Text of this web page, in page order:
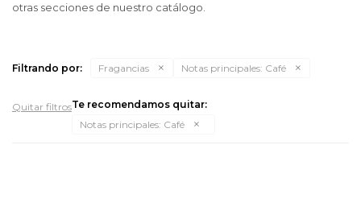
otras secciones de nuestro catálogo.
Filtrando por: Fragancias Notas principales: Café
Quitar filtrosTe recomendamos quitar:
Notas principales: Café